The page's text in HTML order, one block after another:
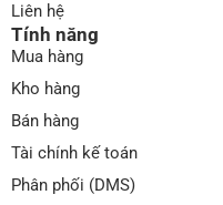
Liên hệ
Tính năng
Mua hàng
Kho hàng
Bán hàng
Tài chính kế toán
Phân phối (DMS)